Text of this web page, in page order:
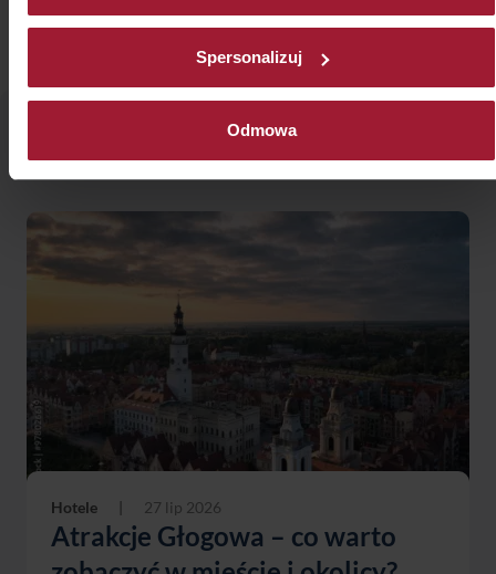
Spersonalizuj
Odmowa
najpopularniejsze propozycje
Zobacztakże:
Hotele | 27 lip 2026
Atrakcje Głogowa – co warto